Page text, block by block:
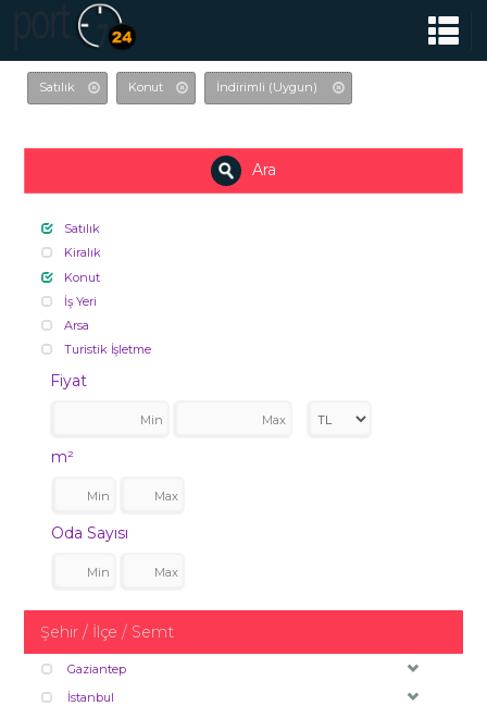
Satılık Konut İndirimli (Uygun)
Ara
Satılık
Kiralık
Konut
İş Yeri
Arsa
Turistik İşletme
Fiyat
m²
Oda Sayısı
Şehir / İlçe / Semt
Gaziantep
İstanbul